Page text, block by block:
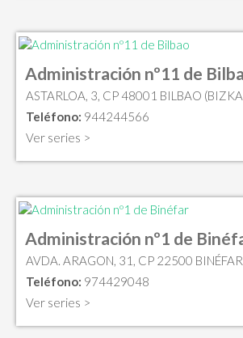
Administración nº11 de
ASTARLOA, 3, CP 48001 BILBAO
Teléfono: 944244566
Ver series >
Administración nº1 de
AVDA. ARAGON, 31, CP 22500 BINÉFAR
Teléfono: 974429048
Ver series >